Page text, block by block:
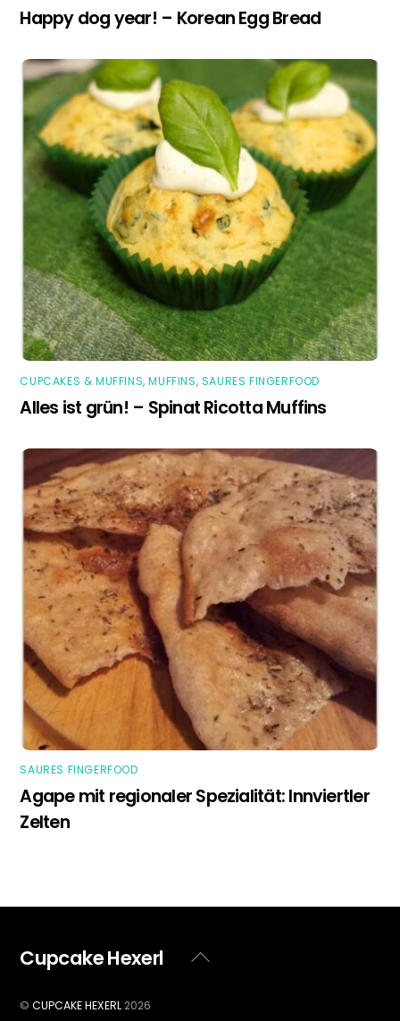
Happy dog year! – Korean Egg Bread
CUPCAKES & MUFFINS,MUFFINS, SAURES FINGERFOOD
Alles ist grün! – Spinat Ricotta Muffins
SAURES FINGERFOOD
Agape mit regionaler Spezialität: Innviertler
Zelten
Back
Cupcake Hexerl
©CUPCAKE HEXERL 2026